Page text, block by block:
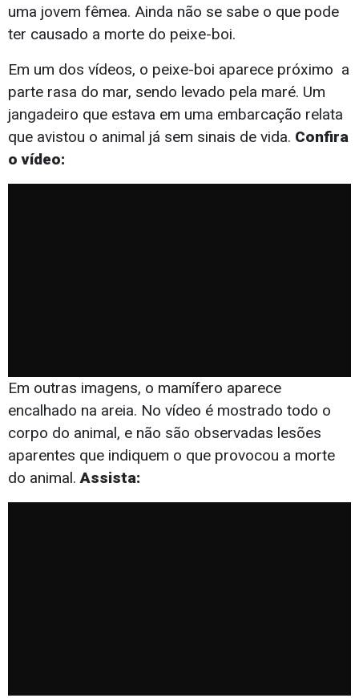
uma jovem fêmea. Ainda não se sabe o que pode
ter causado a morte do peixe-boi.
Em um dos vídeos, o peixe-boi aparece próximo a
parte rasa do mar, sendo levado pela maré. Um
jangadeiro que estava em uma embarcação relata
que avistou o animal já sem sinais de vida. Confira
o vídeo:
Em outras imagens, o mamífero aparece
encalhado na areia. No vídeo é mostrado todo o
corpo do animal, e não são observadas lesões
aparentes que indiquem o que provocou a morte
do animal.Assista: